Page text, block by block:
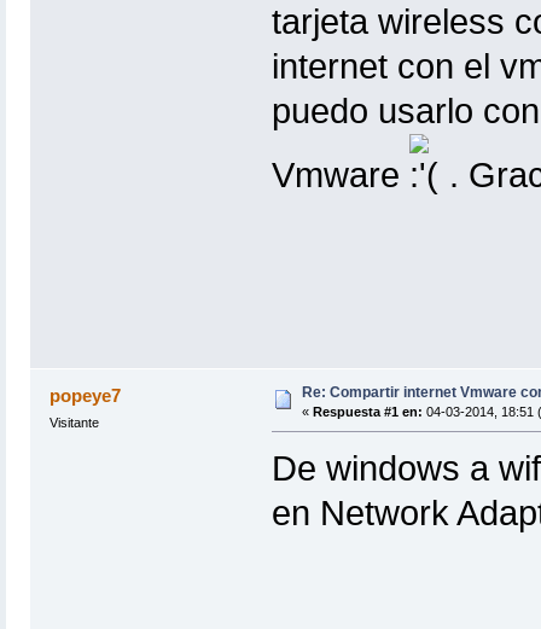
tarjeta wireless
internet con el
puedo usarlo
Vmware
.
popeye7
Visitante
Re: Compartir internet Vmware
« Respuesta #1 en: 04-03-2014, 18:51
De windows a
en Network